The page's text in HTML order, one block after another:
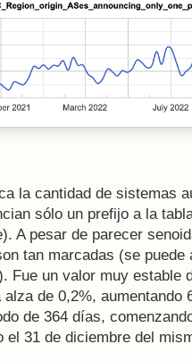
la cantidad de sistemas
sólo un prefijo a la
A pesar de parecer
tan marcadas (se
Fue un valor muy estable
alza de 0,2%, aumentando
de 364 días,
el 31 de diciembre del